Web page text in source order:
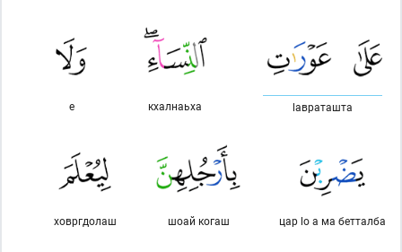
lавраташта
кхалнаьха
е
цар lо а ма бетталба
шоай когаш
ховргдолаш